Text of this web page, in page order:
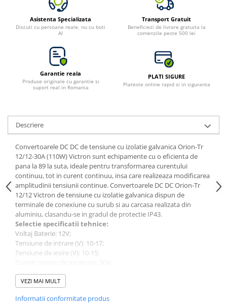
Asistenta Specializata
Discuti cu persoane reale, nu cu boti
AI
Transport Gratuit
Beneficiezi de livrare gratuita la
comenzile peste 500 lei
Garantie reala
Produse originale cu garantie si
suport real in Romania
PLATI SIGURE
Plateste online rapid si in siguranta
Descriere
Convertoarele DC DC de tensiune cu izolatie galvanica Orion-Tr
12/12-30A (110W) Victron sunt echipamente cu o eficienta de
pana la 89 la suta, ideale pentru transformarea curentului
continuu, tot in curent continuu, insa care realizeaza modificarea
amplitudinii tensiunii continue. Convertoarele DC DC Orion-Tr
12/12 Victron de tensiune cu izolatie galvanica dispun de
terminale de conexiune cu surub si au carcasa realizata din
aluminiu, clasandu-se in gradul de protectie IP43.
Selectie specificatii tehnice:
Voltaj Baterie: 12V;
Tensiune de intrare (V): 10-17;
Tensiune de iesire (V): 10-15;
Iesire programabila DC: Da;
Temperatura de operare
Dimensiune (mm) 130 x 186 x 70;
VEZI MAI MULT
Informatii conformitate produs